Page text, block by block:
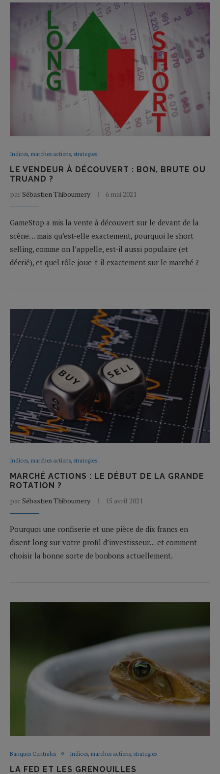
Indices, marches actions, strategies
LE VENDEUR À DÉCOUVERT : BON, BRUTE OU
TRUAND ?
par Sébastien Thiboumery 6 mai 2021
GameStop a mis la vente à découvert sur le devant de la
scène… mais qu’est-elle exactement, pourquoi le short
selling, comme on l’appelle, est-il aussi populaire (et
décrié), et quel rôle joue-t-il exactement sur le marché ?
Indices, marches actions, strategies
MARCHÉ ACTIONS : LE DÉBUT DE LA GRANDE
ROTATION ?
par Sébastien Thiboumery 15 avril 2021
Pourquoi une confiserie et une pièce de dix francs en
disent long sur votre profil d’investisseur… et comment
choisir la bonne sorte de bonbons actuellement.
Banques Centrales Indices, marches actions, strategies
LA FED ET LES GRENOUILLES